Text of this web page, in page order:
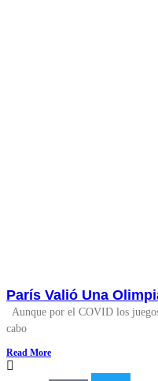
París Valió Una
Aunque por el COVID los
cabo
Read More